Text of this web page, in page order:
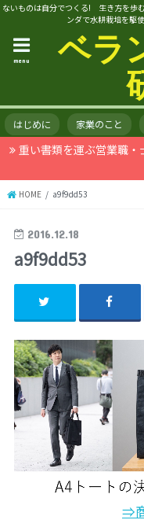
ないものは自分でつくる! 生き方を歩
ンダで水耕栽培を駆
ベラ
menu
はじめに 家業のこと
重い書類を運ぶ営業職・
HOME a9f9dd53
2016.12.18
a9f9dd53
⇒